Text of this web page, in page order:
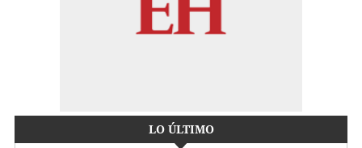
LO ÚLTIMO